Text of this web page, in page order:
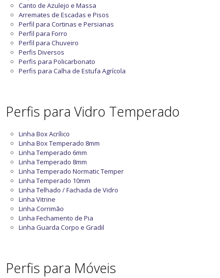
Canto de Azulejo e Massa
Arremates de Escadas e Pisos
Perfil para Cortinas e Persianas
Perfil para Forro
Perfil para Chuveiro
Perfis Diversos
Perfis para Policarbonato
Perfis para Calha de Estufa Agrícola
Perfis para Vidro Temperado
Linha Box Acrílico
Linha Box Temperado 8mm
Linha Temperado 6mm
Linha Temperado 8mm
Linha Temperado Normatic Temper
Linha Temperado 10mm
Linha Telhado / Fachada de Vidro
Linha Vitrine
Linha Corrimão
Linha Fechamento de Pia
Linha Guarda Corpo e Gradil
Perfis para Móveis